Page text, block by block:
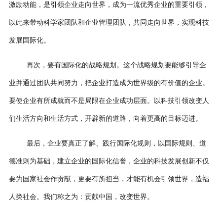
激励动能，是引领企业走向世界，成为一流优秀企业的重要引领，
以此来带动科学家团队和企业管理团队，共同走向世界，实现科技
发展国际化。
再次，要有国际化的战略规划。这个战略规划要能够引导企
业并通过团队共同努力，把企业打造成为世界级的有价值的企业。
要使企业有所成就而不是局限在企业成功层面。以科技引领改变人
们生活方向和生活方式，开辟新的道路，向着更高的目标迈进。
最后，企业要真正了解、践行国际化规则，以国际规则、道
德准则为基础，建立企业的国际化信誉，企业的科技发展创新不仅
要为国家社会作贡献，更要有所担当，才能有机会引领世界，造福
人类社会。我们称之为：贡献中国，改变世界。